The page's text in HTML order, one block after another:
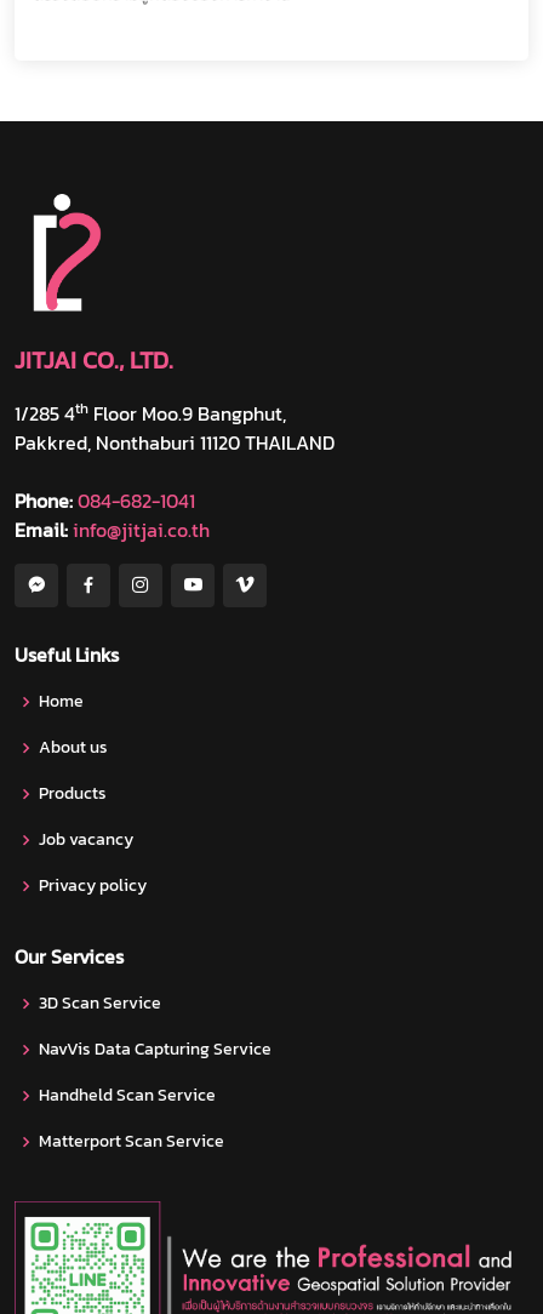
JITJAI CO., LTD.
1/285 4th Floor Moo.9 Bangphut,
Pakkred, Nonthaburi 11120 THAILAND
Phone:084-682-1041
Email:info@jitjai.co.th
Useful Links
Home
About us
Products
Job vacancy
Privacy policy
Our Services
3D Scan Service
NavVis Data Capturing Service
Handheld Scan Service
Matterport Scan Service